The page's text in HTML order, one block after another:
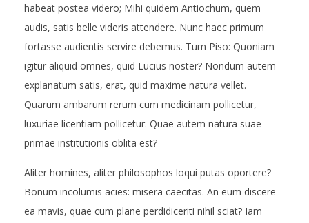
V
E
D
habeat postea videro; Mihi quidem Antiochum, quem
audis, satis belle videris attendere. Nunc haec primum
fortasse audientis servire debemus. Tum Piso: Quoniam
igitur aliquid omnes, quid Lucius noster? Nondum autem
explanatum satis, erat, quid maxime natura vellet.
Quarum ambarum rerum cum medicinam pollicetur,
luxuriae licentiam pollicetur. Quae autem natura suae
primae institutionis oblita est?
Aliter homines, aliter philosophos loqui putas oportere?
Bonum incolumis acies: misera caecitas. An eum discere
ea mavis, quae cum plane perdidiceriti nihil sciat? Iam